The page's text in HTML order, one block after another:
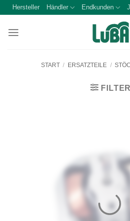
Zum
springen
Hersteller Händler Endkunden
START / ERSATZTEILE /
FILTER